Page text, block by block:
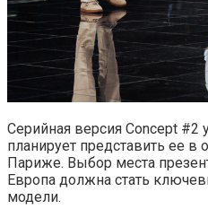
Серийная версия Concept
планирует представить ее в
Париже. Выбор места
Европа должна стать
модели.